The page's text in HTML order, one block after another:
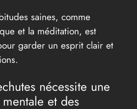
saines, comme
et la méditation, est
garder un esprit clair et
nécessite une
et des